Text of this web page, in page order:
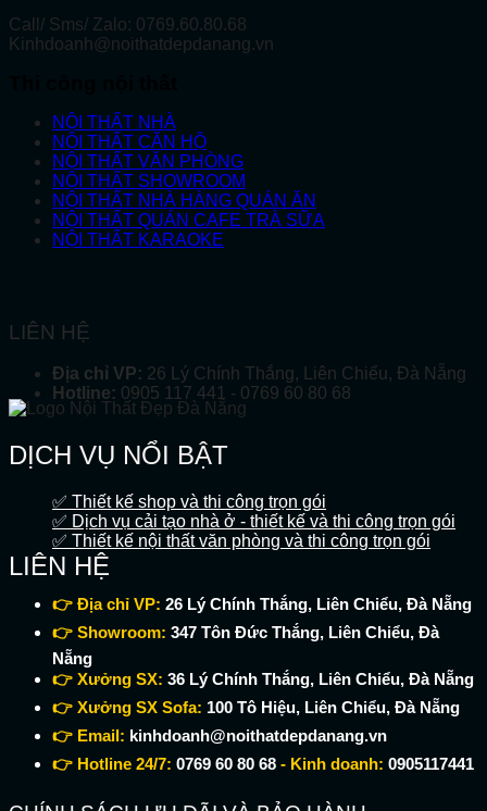
Call/ Sms/ Zalo: 0769.60.80.68
Kinhdoanh@noithatdepdanang.vn
NỘI THẤT NHÀ
NỘI THẤT CĂN HỘ
NỘI THẤT VĂN PHÒNG
NỘI THẤT SHOWROOM
NỘI THẤT NHÀ HÀNG QUÁN ĂN
NỘI THẤT QUÁN CAFE TRÀ SỮA
NỘI THẤT KARAOKE
LIÊN HỆ
Địa chỉ VP: 26 Lý Chính Thắng, Liên Chiểu, Đà Nẵng
Hotline: 0905 117 441 - 0769 60 80 68
DỊCH VỤ NỔI BẬT
✅ Thiết kế shop và thi công trọn gói
✅ Dịch vụ cải tạo nhà ở - thiết kế và thi công trọn gói
✅ Thiết kế nội thất văn phòng và thi công trọn gói
LIÊN HỆ
👉 Địa chỉ VP: 26 Lý Chính Thắng, Liên Chiểu, Đà Nẵng
👉 Showroom: 347 Tôn Đức Thắng, Liên Chiểu, Đà
Nẵng
👉 Xưởng SX: 36 Lý Chính Thắng, Liên Chiểu, Đà Nẵng
👉 Xưởng SX Sofa: 100 Tô Hiệu, Liên Chiểu, Đà Nẵng
👉 Email: kinhdoanh@noithatdepdanang.vn
👉 Hotline 24/7: 0769 60 80 68 - Kinh doanh: 0905117441